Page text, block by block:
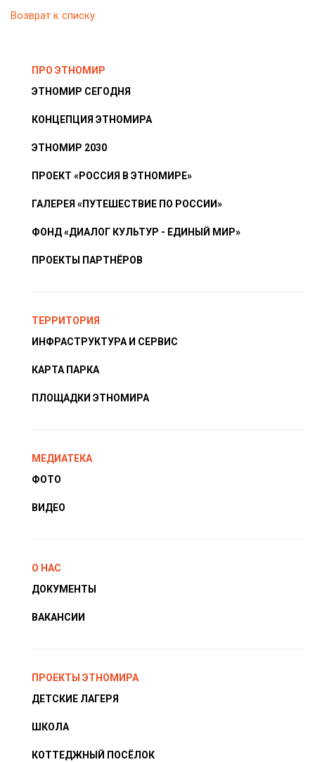
Возврат к списку
ПРО ЭТНОМИР
ЭТНОМИР СЕГОДНЯ
КОНЦЕПЦИЯ ЭТНОМИРА
ЭТНОМИР 2030
ПРОЕКТ «РОССИЯ В ЭТНОМИРЕ»
ГАЛЕРЕЯ «ПУТЕШЕСТВИЕ ПО РОССИИ»
ФОНД «ДИАЛОГ КУЛЬТУР - ЕДИНЫЙ МИР»
ПРОЕКТЫ ПАРТНЁРОВ
ТЕРРИТОРИЯ
ИНФРАСТРУКТУРА И СЕРВИС
КАРТА ПАРКА
ПЛОЩАДКИ ЭТНОМИРА
МЕДИАТЕКА
ФОТО
ВИДЕО
О НАС
ДОКУМЕНТЫ
ВАКАНСИИ
ПРОЕКТЫ ЭТНОМИРА
ДЕТСКИЕ ЛАГЕРЯ
ШКОЛА
КОТТЕДЖНЫЙ ПОСЁЛОК